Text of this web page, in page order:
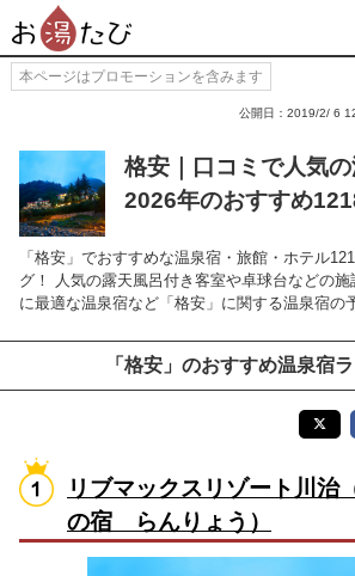
本ページはプロモーションを含みます
公開日：2019/2/ 6
格安｜口コミで人気の
2026年のおすすめ
「格安」でおすすめな温泉宿・旅館・ホテル
グ！ 人気の露天風呂付き客室や卓球台などの施
に最適な温泉宿など「格安」に関する温泉宿の
「格安」のおすすめ温泉宿
リブマックスリゾート川
の宿 らんりょう）